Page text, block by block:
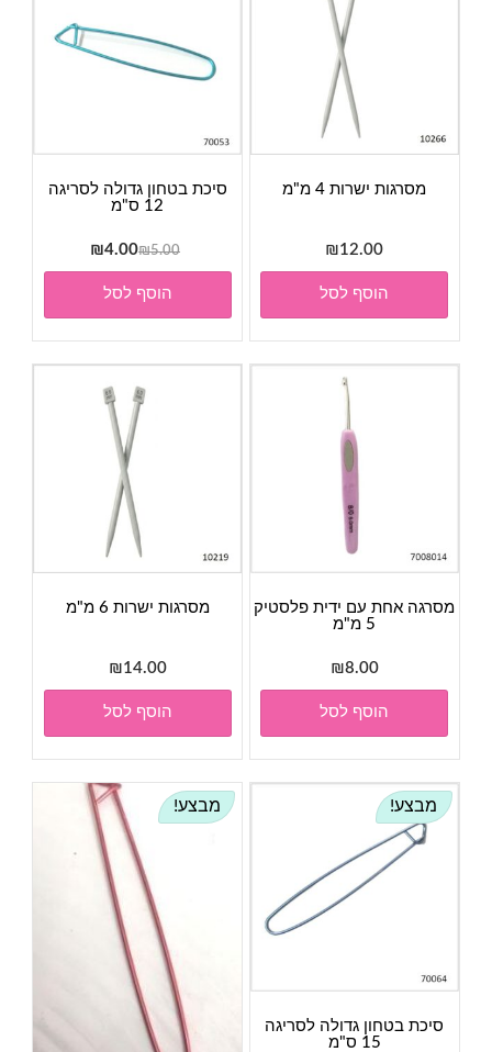
מסרגות ישרות 4 מ"מ
₪12.00
הוסף לסל
סיכת בטחון גדולה לסריגה
12 ס"מ
₪5.00
המחיר
המקורי
היה:
₪5.00.
₪4.00
המחיר
הנוכחי
₪4.00.
הוסף לסל
מסרגה אחת עם ידית פלסטיק
5 מ"מ
₪8.00
הוסף לסל
מסרגות ישרות 6 מ"מ
₪14.00
הוסף לסל
מבצע!
סיכת בטחון גדולה לסריגה
15 ס"מ
מבצע!